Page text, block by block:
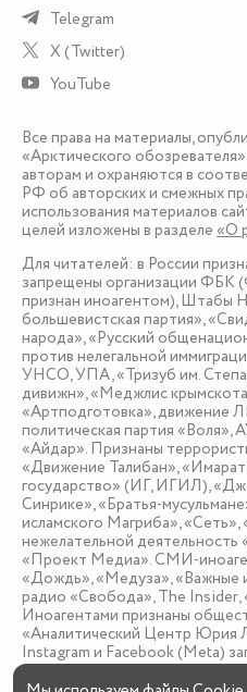
Telegram
X (Twitter)
YouTube
Все права на материалы,
«Арктического
авторам и охраняются в
РФ об авторских и смежных
использования материалов
целей изложены в разделе «О
Для читателей: в России
запрещены организации ФБК
признан иноагентом), Штабы
большевистская партия»,
народа», «Русский
против нелегальной
УНСО, УПА, «Тризуб им.
дивижн», «Меджлис
«Артподготовка», движение
политическая партия «Воля»,
«Айдар». Признаны
«Движение Талибан»,
государство» (ИГ, ИГИЛ),
Синрике», «Братья-
исламского Магриба»,
нежелательной
«Проект Медиа». СМИ-
«Дождь», «Медуза», «Важные
радио «Свобода», The
Иноагентами признаны
«Аналитический Центр Юрия
Instagram и Facebook (Metа)